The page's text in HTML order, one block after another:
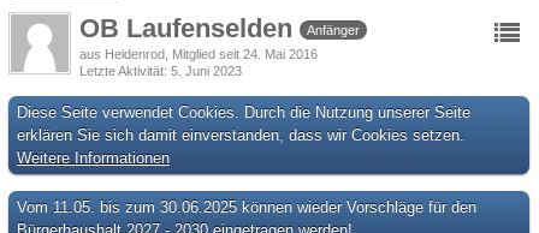
OB Laufenselden
Anfänger
aus Heidenrod Mitglied seit 24. Mai 2016
Letzte Aktivität 5. Juni 2023
Diese Seite verwendet Cookies. Durch die Nutzung unserer Seite
erklären Sie sich damit einverstanden, dass wir Cookies setzen.
Weitere Informationen
Vom 11.05. bis zum 30.06.2025 können wieder Vorschläge für den